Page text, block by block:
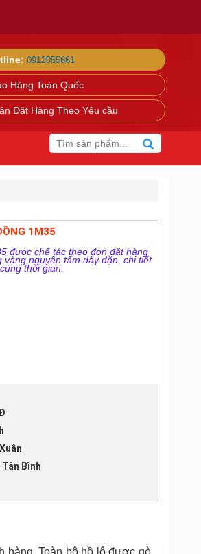
0912055661
Hàng Toàn Quốc
Đặt Hàng Theo Yêu cầu
1M35
được chế tác theo đơn đặt hàng
nguyên tấm dày dặn, chi tiết
thời gian.
Tân Bình
Toàn bộ hồ lô được gò